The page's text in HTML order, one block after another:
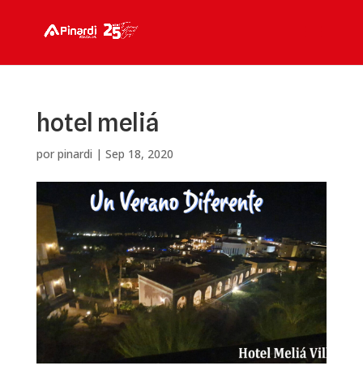
hotel meliá
por pinardi | Sep 18, 2020